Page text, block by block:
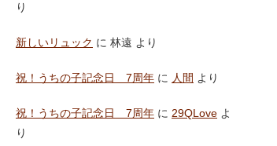
り
新しいリュック に 林遠 より
祝！うちの子記念日 7周年 に 人間 より
祝！うちの子記念日 7周年 に 29QLove よ
り